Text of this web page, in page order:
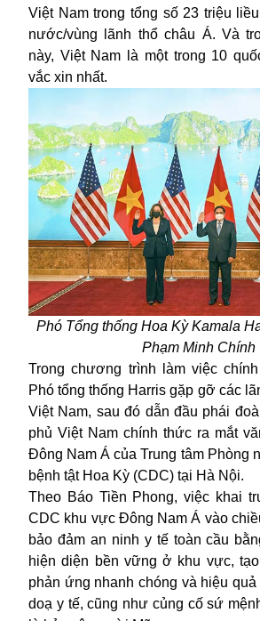
Việt Nam trong tổng số 23 triệu
nước/vùng lãnh thổ châu Á. Và
này, Việt Nam là một trong 10
vắc xin nhất.
Phó Tổng thống Hoa Kỳ Kamala
Phạm Minh Chính
Trong chương trình làm việc
Phó tổng thống Harris gặp gỡ các
Việt Nam, sau đó dẫn đầu phái
phủ Việt Nam chính thức ra mắt
Đông Nam Á của Trung tâm Phòng
bệnh tật Hoa Kỳ (CDC) tại Hà Nội.
Theo Báo Tiền Phong, việc khai
CDC khu vực Đông Nam Á vào
bảo đảm an ninh y tế toàn cầu
hiện diện bền vững ở khu vực,
phản ứng nhanh chóng và hiệu
doạ y tế, cũng như củng cố sứ